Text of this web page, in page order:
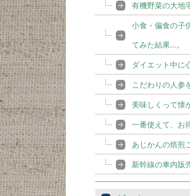
有機野菜の大地
小食・偏食の子
てみた結果…。
ダイエット中に
こだわりの人参
美味しくって懐
一番使えて、お
あじかんの焙煎
新幹線の車内販